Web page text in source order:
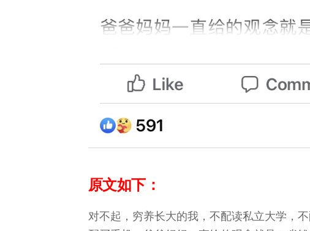
原文如下：
对不起，穷养长大的我，不配读私立大学，